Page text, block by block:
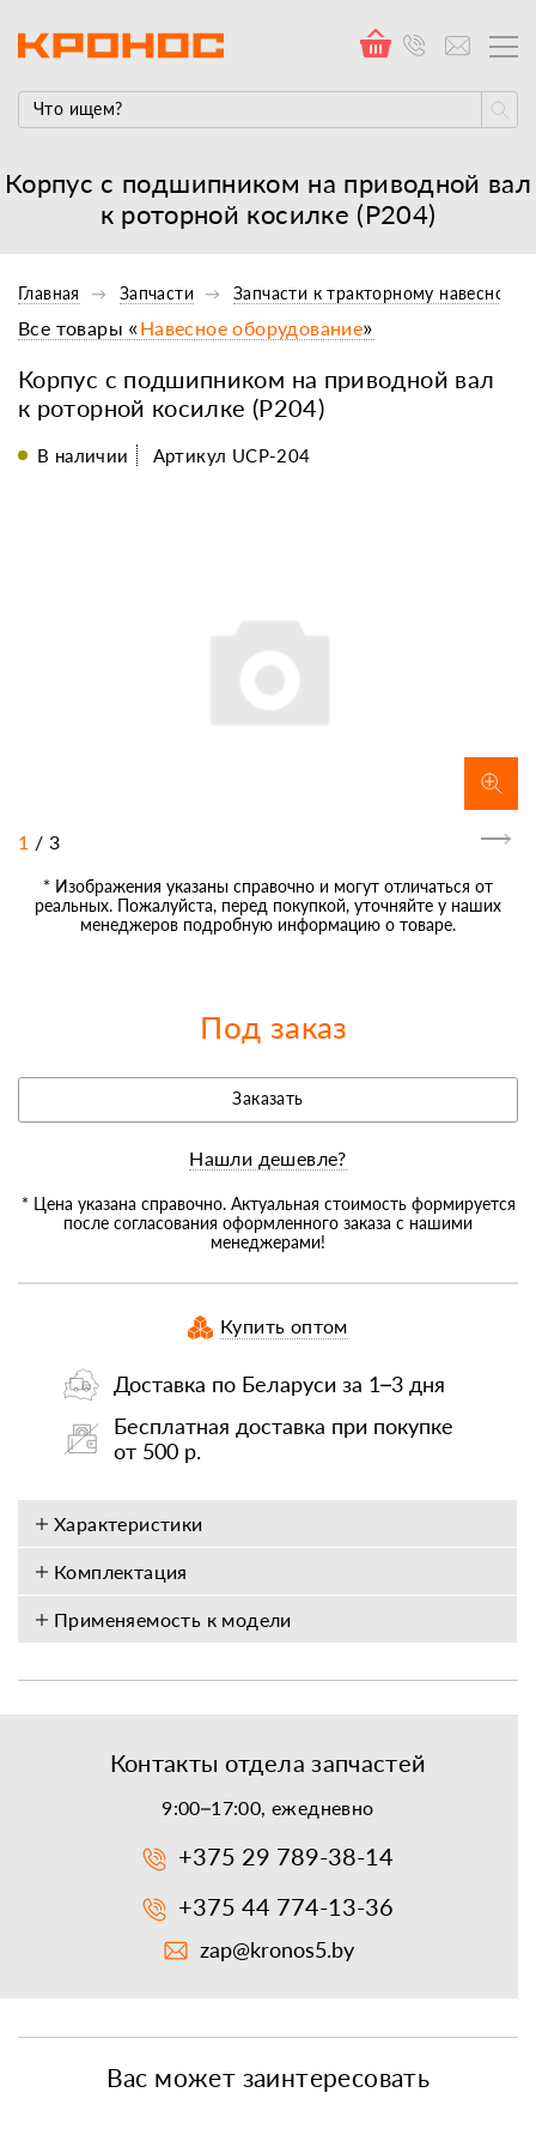
Корпус с подшипником на приводной вал
к роторной косилке (Р204)
Главная Запчасти Запчасти к тракторному
Корпус с подшипником на приводной вал
к роторной косилке (Р204)
Все товары «Навесное оборудование»
В наличии Артикул UCP-204
1 / 3
* Изображения указаны справочно и могут отличаться от
реальных. Пожалуйста, перед покупкой, уточняйте у наших
менеджеров подробную информацию о товаре.
Под заказ
Заказать
Нашли дешевле?
* Цена указана справочно. Актуальная стоимость формируется
после согласования оформленного заказа с нашими
менеджерами!
Купить оптом
Доставка по Беларуси за 1–3 дня
Бесплатная доставка при покупке
от 500 р.
Характеристики
Комплектация
Применяемость к модели
Контакты отдела запчастей
9:00–17:00, ежедневно
+375 29 789-38-14
+375 44 774-13-36
zap@kronos5.by
Вас может заинтересовать